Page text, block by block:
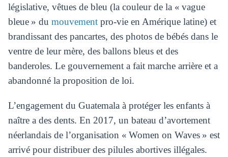
législative, vêtues de bleu (la couleur de la « vague
bleue » du mouvementpro-vie en Amérique latine) et
brandissant des pancartes, des photos de bébés dans le
ventre de leur mère, des ballons bleus et des
banderoles. Le gouvernement a fait marche arrière et a
abandonné la proposition de loi.
L’engagement du Guatemala à protéger les enfants à
naître a des dents. En 2017, un bateau d’avortement
néerlandais de l’organisation « Women on Waves » est
arrivé pour distribuer des pilules abortives illégales.